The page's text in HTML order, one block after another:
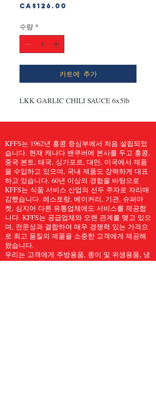
CA$126.00
수량 *
카트에 추가
LKK GARLIC CHILI SAUCE 6x5lb
KFFS는 1962년 홍콩 중심부에서 처음 설립되었
습니다. 현재 캐나다 밴쿠버에 본사를 두고 홍콩,
중국 본토, 태국, 싱가포르, 대만, 미국에서 제품
을 수입하고 있으며, 국내 제품도 강력하게 대표
하고 있습니다. 60년 이상의 경험을 바탕으로
KFFS는 식품 서비스 산업의 선두 주자로 자리매
김했습니다. 레스토랑, 베이커리, 기관, 슈퍼마
켓, 심지어 다른 유통업체에도 서비스를 제공합
니다. KFFS는 공급업체와 오랜 관계를 맺고 있으
며, 전문성과 결합하여 매우 경쟁력 있는 가격으
로 최고 품질의 제품을 소중한 고객에게 제공해
왔습니다.
우리는 고객에게 주방용품, 종이 및 위생용품, 냉
동 해산물, 육류 및 가금류, 신선한 농산물 등